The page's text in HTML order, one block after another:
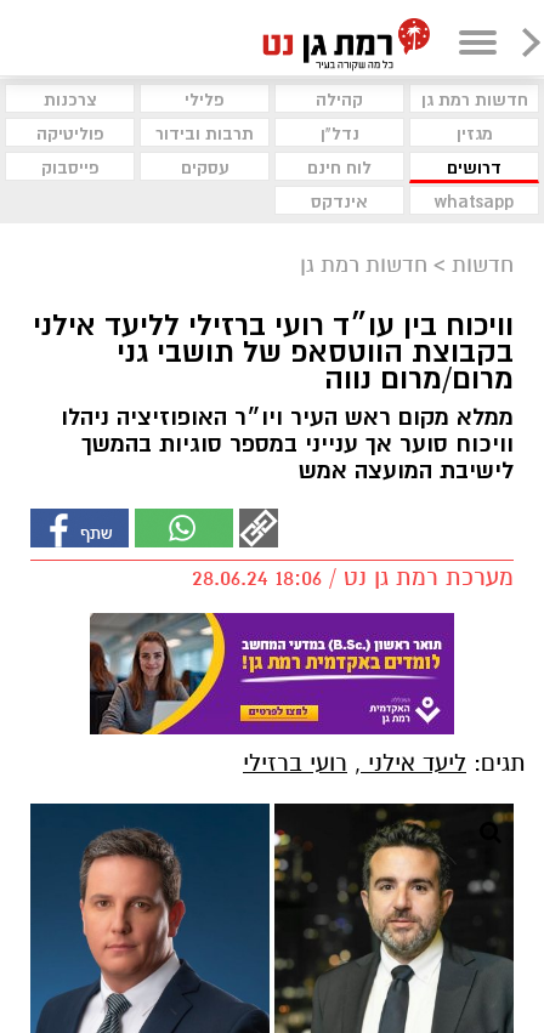
חדשות רמת גן קהילה פלילי
צרכנות
מגזין
נדל"ן תרבות ובידור
פוליטיקה
דרושים
לוח חינם עסקים
פייסבוק
whatsapp
אינדקס
חדשות > חדשות רמת גן
וויכוח בין עו״ד רועי ברזילי לליעד אילני
בקבוצת הווטסאפ של תושבי גני
מרום/מרום נווה
ממלא מקום ראש העיר ויו״ר האופוזיציה ניהלו
וויכוח סוער אך ענייני במספר סוגיות בהמשך
לישיבת המועצה אמש
מערכת רמת גן נט / 18:06 28.06.24
תגים: ליעד אילני , רועי ברזילי